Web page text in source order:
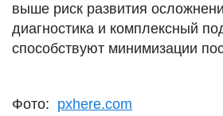
выше риск развития
диагностика и комплексный
способствуют минимизации
Фото: pxhere.com